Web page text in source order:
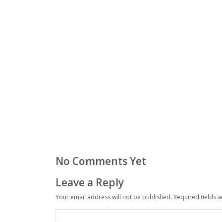
No Comments Yet
Leave a Reply
Your email address will not be published. Required fields